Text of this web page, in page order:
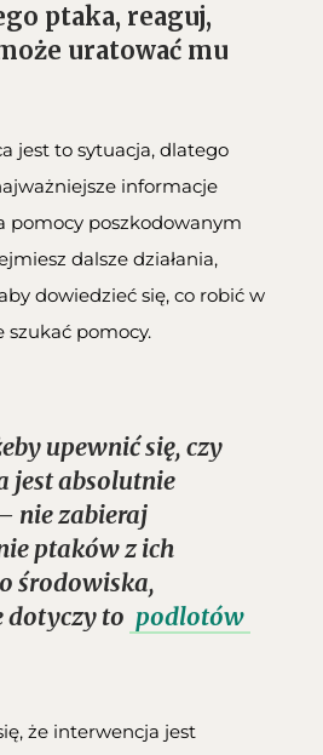
ptaka, reaguj,
uratować mu
jest to sytuacja, dlatego
informacje
pomocy poszkodowanym
dalsze działania,
dowiedzieć się, co robić w
szukać pomocy.
upewnić się, czy
jest absolutnie
nie zabieraj
ptaków z ich
środowiska,
dotyczy to podlotów
że interwencja jest